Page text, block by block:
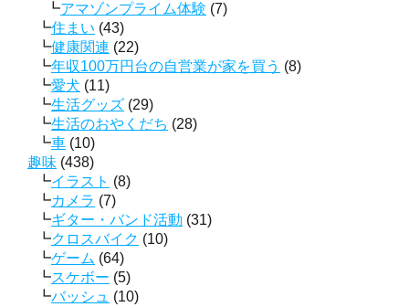
アマゾンプライム体験 (7)
住まい (43)
健康関連 (22)
年収100万円台の自営業が家を買う (8)
愛犬 (11)
生活グッズ (29)
生活のおやくだち (28)
車 (10)
趣味 (438)
イラスト (8)
カメラ (7)
ギター・バンド活動 (31)
クロスバイク (10)
ゲーム (64)
スケボー (5)
バッシュ (10)